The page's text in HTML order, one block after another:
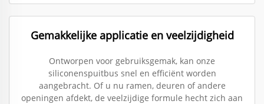
Gemakkelijke applicatie en veelzijdigheid
Ontworpen voor gebruiksgemak, kan onze
siliconenspuitbus snel en efficiënt worden
aangebracht. Of u nu ramen, deuren of andere
openingen afdekt, de veelzijdige formule hecht zich aan